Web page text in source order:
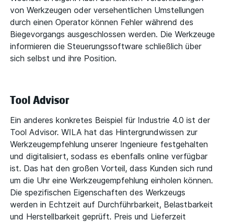
von Werkzeugen oder versehentlichen Umstellungen
durch einen Operator können Fehler während des
Biegevorgangs ausgeschlossen werden. Die Werkzeuge
informieren die Steuerungssoftware schließlich über
sich selbst und ihre Position.
Tool Advisor
Ein anderes konkretes Beispiel für Industrie 4.0 ist der
Tool Advisor. WILA hat das Hintergrundwissen zur
Werkzeugempfehlung unserer Ingenieure festgehalten
und digitalisiert, sodass es ebenfalls online verfügbar
ist. Das hat den großen Vorteil, dass Kunden sich rund
um die Uhr eine Werkzeugempfehlung einholen können.
Die spezifischen Eigenschaften des Werkzeugs
werden in Echtzeit auf Durchführbarkeit, Belastbarkeit
und Herstellbarkeit geprüft. Preis und Lieferzeit